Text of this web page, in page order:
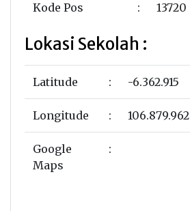
Kode Pos : 13720
Lokasi Sekolah :
Latitude : -6.362.915
Longitude : 106.879.962
Google
Maps
: